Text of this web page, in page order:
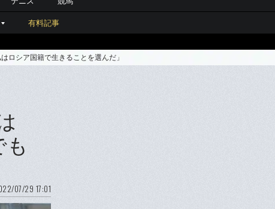
有料記事
ロシア国籍で生きることを選んだ」
07/29 17:01